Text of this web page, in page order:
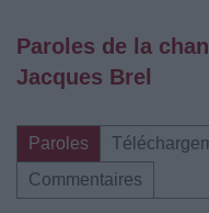
Paroles de la
Jacques Brel
Paroles
Commentaires